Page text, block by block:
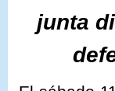
junta